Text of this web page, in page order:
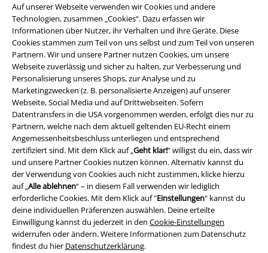
Auf unserer Webseite verwenden wir Cookies und andere
Technologien, zusammen „Cookies“. Dazu erfassen wir
Informationen über Nutzer, ihr Verhalten und ihre Geräte. Diese
Cookies stammen zum Teil von uns selbst und zum Teil von unseren
Partnern. Wir und unsere Partner nutzen Cookies, um unsere
Webseite zuverlässig und sicher zu halten, zur Verbesserung und
Personalisierung unseres Shops, zur Analyse und zu
Marketingzwecken (z. B. personalisierte Anzeigen) auf unserer
Webseite, Social Media und auf Drittwebseiten. Sofern
Datentransfers in die USA vorgenommen werden, erfolgt dies nur zu
Partnern, welche nach dem aktuell geltenden EU-Recht einem
Angemessenheitsbeschluss unterliegen und entsprechend
zertifiziert sind. Mit dem Klick auf „ Geht klar!“ willigst du ein, dass wir
und unsere Partner Cookies nutzen können. Alternativ kannst du
der Verwendung von Cookies auch nicht zustimmen, klicke hierzu
auf „ Alle ablehnen“ – in diesem Fall verwenden wir lediglich
erforderliche Cookies. Mit dem Klick auf "Einstellungen" kannst du
deine individuellen Präferenzen auswählen. Deine erteilte
Einwilligung kannst du jederzeit in den Cookie-Einstellungen
widerrufen oder ändern. Weitere Informationen zum Datenschutz
findest du hier Datenschutzerklärung.
Rechtliches
AGB
Impressum
Datenschutz
Entsorgung und Umweltschutz